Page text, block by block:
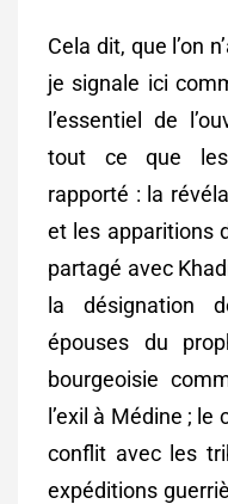
Cela dit, que l’on
je signale ici
l’essentiel de
tout ce que les
rapporté : la
et les apparitions
partagé avec
la désignation
épouses du
bourgeoisie
l’exil à Médine ;
conflit avec les
expéditions